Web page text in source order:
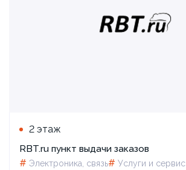
2 этаж
RBT.ru пункт выдачи заказов
# Электроника, связь# Услуги и сервис